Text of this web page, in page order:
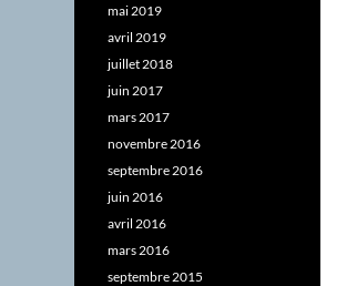
mai 2019
avril 2019
juillet 2018
juin 2017
mars 2017
novembre 2016
septembre 2016
juin 2016
avril 2016
mars 2016
septembre 2015